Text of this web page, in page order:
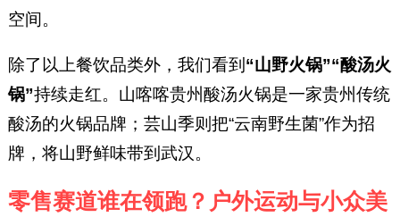
空间。
除了以上餐饮品类外，我们看到 “山野火锅”“酸汤火
锅”持续走红。山喀喀贵州酸汤火锅是一家贵州传统
酸汤的火锅品牌；芸山季则把“云南野生菌”作为招
牌，将山野鲜味带到武汉。
零售赛道谁在领跑？户外运动与小众美